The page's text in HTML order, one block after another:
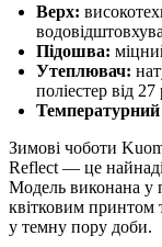
Верх:
Підошва:
Утеплювач:
поліестер від 27
Зимові чоботи
Reflect — це
Модель виконана у
квітковим принтом
у темну пору доби.